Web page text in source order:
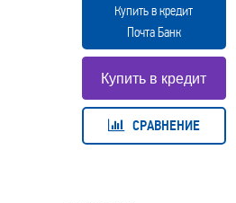
Купить в кредит
Почта Банк
СРАВНЕНИЕ